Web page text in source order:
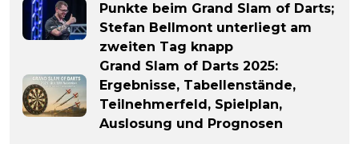
Punkte beim Grand Slam of Darts;
Stefan Bellmont unterliegt am
zweiten Tag knapp
Grand Slam of Darts 2025:
Ergebnisse, Tabellenstände,
Teilnehmerfeld, Spielplan,
Auslosung und Prognosen